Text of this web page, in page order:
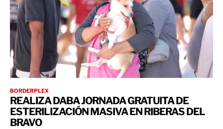
BORDERPLEX
REALIZA DABA JORNADA GRATUITA DE
ESTERILIZACIÓN MASIVA EN RIBERAS DEL
BRAVO